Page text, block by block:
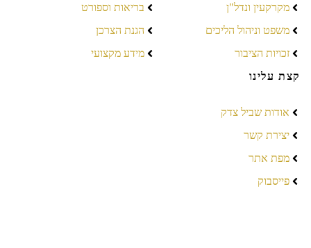
מקרקעין ונדל"ן
משפט וניהול הליכים
זכויות הציבור
בריאות וספורט
הגנת הצרכן
מידע מקצועי
קצת עלינו
אודות שביל צדק
יצירת קשר
מפת אתר
פייסבוק